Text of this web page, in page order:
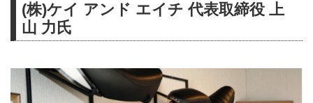
(株)ケイ アンド エイチ 代表取締役 上
山 力氏